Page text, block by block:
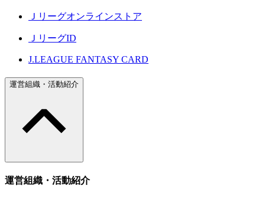
Ｊリーグオンラインストア
ＪリーグID
J.LEAGUE FANTASY CARD
運営組織・活動紹介
運営組織・活動紹介